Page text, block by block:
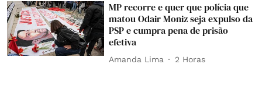
MP recorre e quer que polícia que
matou Odair Moniz seja expulso da
PSP e cumpra pena de prisão
efetiva
Amanda Lima 2 Horas